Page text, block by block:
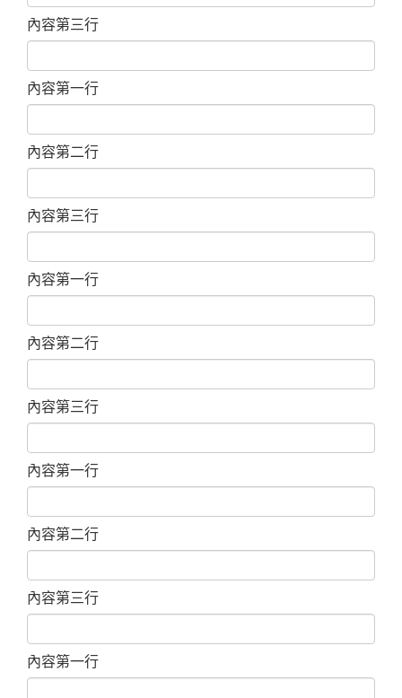
內容第三行
內容第一行
內容第二行
內容第三行
內容第一行
內容第二行
內容第三行
內容第一行
內容第二行
內容第三行
內容第一行